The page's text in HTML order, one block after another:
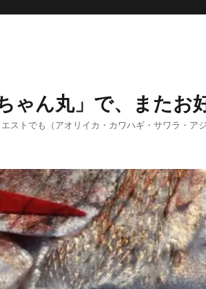
ゃん丸」で、またお
ストでも（アオリイカ・カワハギ・サワラ・ア